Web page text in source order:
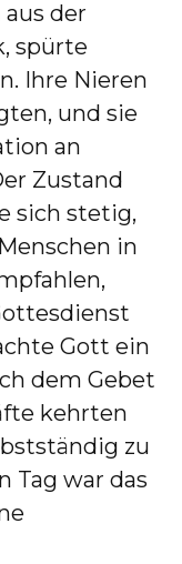
der
spürte
Ihre Nieren
und sie
an
Zustand
sich stetig,
in
Gott ein
dem Gebet
kehrten
zu
Tag war das